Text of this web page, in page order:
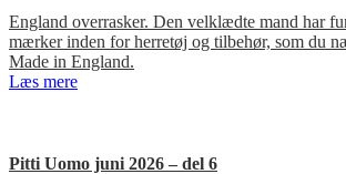
England overrasker. Den velklædte mand har
mærker inden for herretøj og tilbehør, som du
Made in England.
Læs mere
Pitti Uomo juni 2026 – del 6